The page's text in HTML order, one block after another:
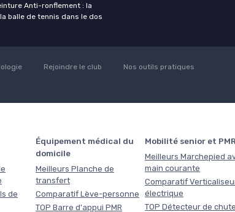
Anti-ronflement : la
balle de tennis dans le dos
Rejoindre le club
Nos outils pratiques
de
Équipement médical du
domicile
Meilleurs Planche de
transfert
Comparatif Lève-personne
TOP Barre d'appui PMR
Mobilité senior et PMR
Meilleurs Marchepied
main courante
Comparatif
électrique
TOP Détecteur de chute